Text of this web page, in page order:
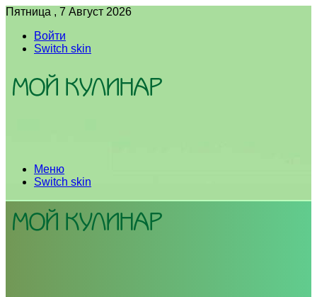
Пятница , 7 Август 2026
Войти
Switch skin
Меню
Switch skin